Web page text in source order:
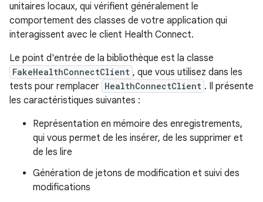
unitaires locaux, qui vérifient généralement le
comportement des classes de votre application qui
interagissent avec le client Health Connect.
Le point d'entrée de la bibliothèque est la classe
FakeHealthConnectClient , que vous utilisez dans les
tests pour remplacer HealthConnectClient . Il présente
les caractéristiques suivantes :
Représentation en mémoire des enregistrements,
qui vous permet de les insérer, de les supprimer et
de les lire
Génération de jetons de modification et suivi des
modifications